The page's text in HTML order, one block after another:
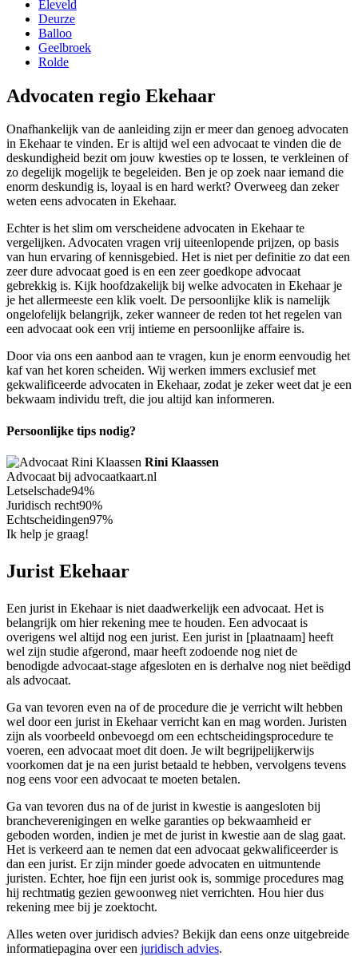
Eleveld
Deurze
Balloo
Geelbroek
Rolde
Advocaten regio Ekehaar
Onafhankelijk van de aanleiding zijn er meer dan genoeg advocaten
in Ekehaar te vinden. Er is altijd wel een advocaat te vinden die de
deskundigheid bezit om jouw kwesties op te lossen, te verkleinen of
zo degelijk mogelijk te begeleiden. Ben je op zoek naar iemand die
enorm deskundig is, loyaal is en hard werkt? Overweeg dan zeker
weten eens advocaten in Ekehaar.
Echter is het slim om verscheidene advocaten in Ekehaar te
vergelijken. Advocaten vragen vrij uiteenlopende prijzen, op basis
van hun ervaring of kennisgebied. Het is niet per definitie zo dat een
zeer dure advocaat goed is en een zeer goedkope advocaat
gebrekkig is. Kijk hoofdzakelijk bij welke advocaten in Ekehaar je
je het allermeeste een klik voelt. De persoonlijke klik is namelijk
ongelofelijk belangrijk, zeker wanneer de reden tot het regelen van
een advocaat ook een vrij intieme en persoonlijke affaire is.
Door via ons een aanbod aan te vragen, kun je enorm eenvoudig het
kaf van het koren scheiden. Wij werken immers exclusief met
gekwalificeerde advocaten in Ekehaar, zodat je zeker weet dat je een
bekwaam individu treft, die jou altijd kan informeren.
Persoonlijke tips nodig?
Rini Klaassen
Advocaat bij advocaatkaart.nl
Letselschade94%
Juridisch recht90%
Echtscheidingen97%
Ik help je graag!
Jurist Ekehaar
Een jurist in Ekehaar is niet daadwerkelijk een advocaat. Het is
belangrijk om hier rekening mee te houden. Een advocaat is
overigens wel altijd nog een jurist. Een jurist in [plaatnaam] heeft
wel zijn studie afgerond, maar heeft zodoende nog niet de
benodigde advocaat-stage afgesloten en is derhalve nog niet beëdigd
als advocaat.
Ga van tevoren even na of de procedure die je verricht wilt hebben
wel door een jurist in Ekehaar verricht kan en mag worden. Juristen
zijn als voorbeeld onbevoegd om een echtscheidingsprocedure te
voeren, een advocaat moet dit doen. Je wilt begrijpelijkerwijs
voorkomen dat je na een jurist betaald te hebben, vervolgens tevens
nog eens voor een advocaat te moeten betalen.
Ga van tevoren dus na of de jurist in kwestie is aangesloten bij
brancheverenigingen en welke garanties op bekwaamheid er
geboden worden, indien je met de jurist in kwestie aan de slag gaat.
Het is verkeerd aan te nemen dat een advocaat gekwalificeerder is
dan een jurist. Er zijn minder goede advocaten en uitmuntende
juristen. Echter, hoe fijn een jurist ook is, sommige procedures mag
hij rechtmatig gezien gewoonweg niet verrichten. Hou hier dus
rekening mee bij je zoektocht.
Alles weten over juridisch advies? Bekijk dan eens onze uitgebreide
informatiepagina over een juridisch advies.